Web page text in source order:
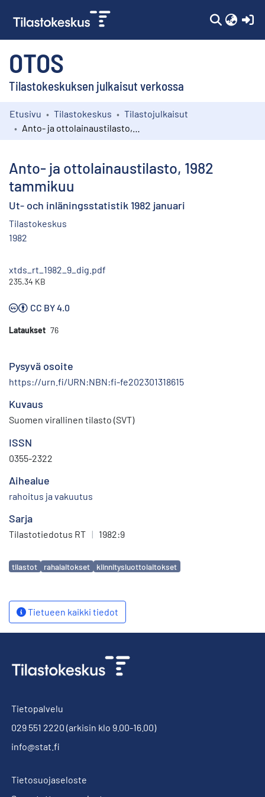
OTOS
Tilastokeskuksen julkaisut verkossa
Kokoelmat
Etusivu Tilastokeskus
Tilastojulkaisut
Anto- ja ottolainaustilasto, 1982
tammikuu
Ut- och inläningsstatistik 1982 januari
Tilastokeskus
1982
xtds_rt_1982_9_dig.pdf
235.34 KB
CC BY 4.0
Lataukset 76
Pysyvä osoite
https://urn.fi/URN:NBN:fi-fe202301318615
Kuvaus
Suomen virallinen tilasto (SVT)
ISSN
0355-2322
Aihealue
rahoitus ja vakuutus
Sarja
Tilastotiedotus RT | 1982:9
Avainsanat
tilastot rahalaitokset kiinnitysluottolaitokset
Tietueen kaikki tiedot
Tietopalvelu
029 551 2220 (arkisin klo 9.00-16.00)
info@stat.fi
Tietosuojaseloste